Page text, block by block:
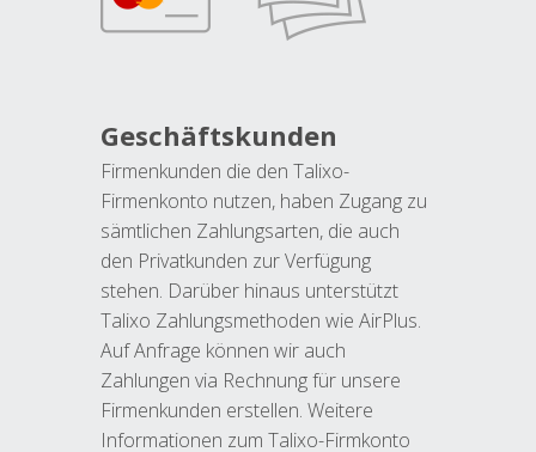
Geschäftskunden
Firmenkunden die den Talixo-
Firmenkonto nutzen, haben Zugang zu
sämtlichen Zahlungsarten, die auch
den Privatkunden zur Verfügung
stehen. Darüber hinaus unterstützt
Talixo Zahlungsmethoden wie AirPlus.
Auf Anfrage können wir auch
Zahlungen via Rechnung für unsere
Firmenkunden erstellen. Weitere
Informationen zum Talixo-Firmkonto